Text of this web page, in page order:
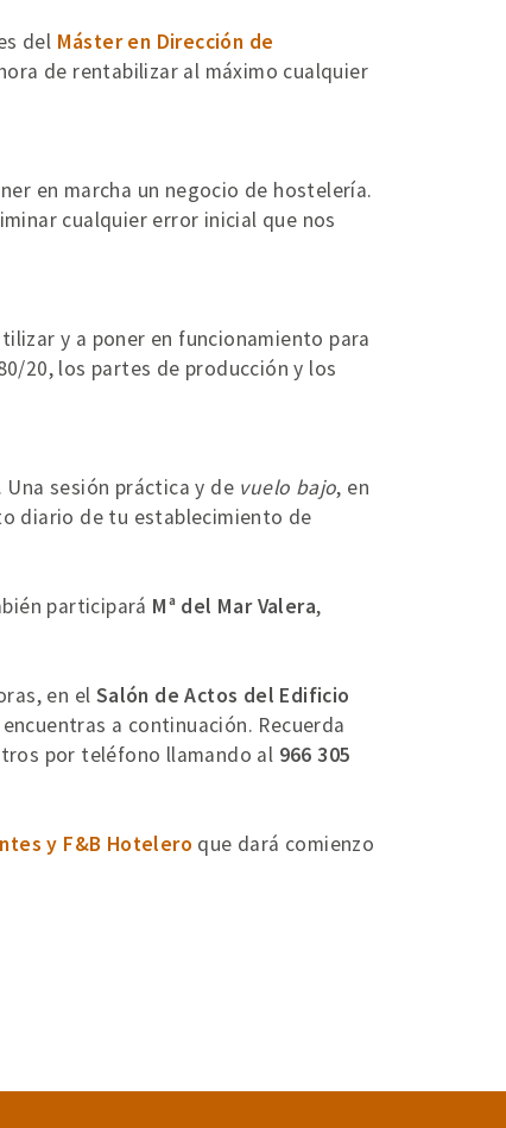
del Máster en Dirección de
de rentabilizar al máximo cualquier
en marcha un negocio de hostelería.
cualquier error inicial que nos
y a poner en funcionamiento para
20, los partes de producción y los
sesión práctica y de vuelo bajo, en
diario de tu establecimiento de
participará Mª del Mar Valera,
en el Salón de Actos del Edificio
a continuación. Recuerda
por teléfono llamando al 966 305
y F&B Hotelero que dará comienzo